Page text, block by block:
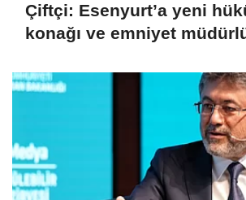
Çiftçi: Esenyurt’a yeni
konağı ve emniyet